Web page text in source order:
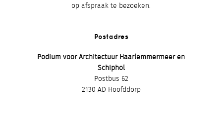
op afspraak te bezoeken.
Postadres
Podium voor Architectuur Haarlemmermeer en
Schiphol
Postbus 62
2130 AD Hoofddorp